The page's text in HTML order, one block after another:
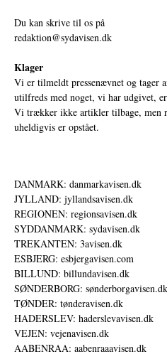
Du kan skrive til os på
redaktion@sydavisen.dk
Klager
Vi er tilmeldt pressenævnet og tager
utilfreds med noget, vi har udgivet,
Vi trækker ikke artikler tilbage, men
uheldigvis er opstået.
DANMARK: danmarkavisen.dk
JYLLAND: jyllandsavisen.dk
REGIONEN: regionsavisen.dk
SYDDANMARK: sydavisen.dk
TREKANTEN: 3avisen.dk
ESBJERG: esbjergavisen.com
BILLUND: billundavisen.dk
SØNDERBORG: sønderborgavisen.dk
TØNDER: tønderavisen.dk
HADERSLEV: haderslevavisen.dk
VEJEN: vejenavisen.dk
AABENRAA: aabenraaavisen.dk